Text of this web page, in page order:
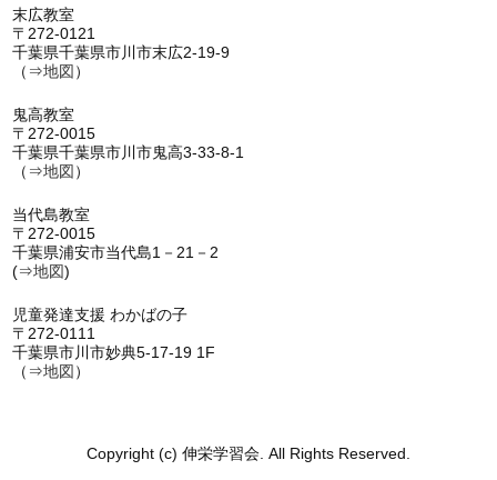
末広教室
〒272-0121
千葉県千葉県市川市末広2-19-9
（⇒地図 ）
鬼高教室
〒272-0015
千葉県千葉県市川市鬼高3-33-8-1
（⇒地図 ）
当代島教室
〒272-0015
千葉県浦安市当代島1－21－2
(⇒地図)
児童発達支援 わかばの子
〒272-0111
千葉県市川市妙典5-17-19 1F
（⇒地図 ）
Copyright (c) 伸栄学習会. All Rights Reserved.